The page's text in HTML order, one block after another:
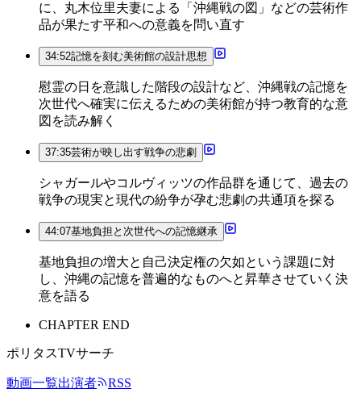
に、丸木位里夫妻による「沖縄戦の図」などの芸術作
品が果たす平和への意義を問い直す
34:52記憶を刻む美術館の設計思想
慰霊の日を意識した階段の設計など、沖縄戦の記憶を
次世代へ確実に伝えるための美術館が持つ教育的な意
図を読み解く
37:35芸術が映し出す戦争の悲劇
シャガールやコルヴィッツの作品群を通じて、過去の
戦争の現実と現代の紛争が孕む悲劇の共通項を探る
44:07基地負担と次世代への記憶継承
基地負担の増大と自己決定権の欠如という課題に対
し、沖縄の記憶を普遍的なものへと昇華させていく決
意を語る
CHAPTER END
ポリタスTVサーチ
動画一覧出演者 RSS